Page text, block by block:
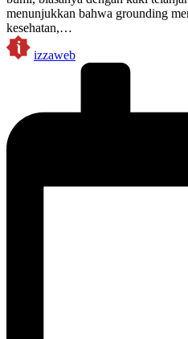
menunjukkan bahwa grounding
kesehatan,…
Posted
by
izzaweb